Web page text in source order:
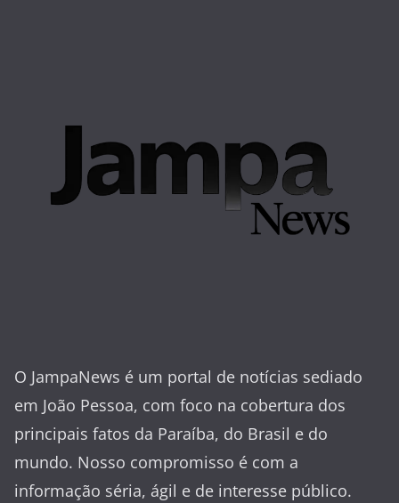
O JampaNews é um portal de notícias sediado
em João Pessoa, com foco na cobertura dos
principais fatos da Paraíba, do Brasil e do
mundo. Nosso compromisso é com a
informação séria, ágil e de interesse público.